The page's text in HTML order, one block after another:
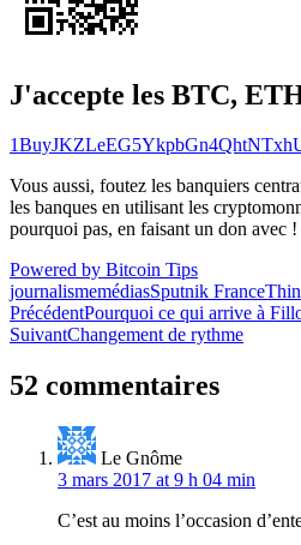
J'accepte les BTC,
Vous aussi, foutez les banquiers
les banques en utilisant les
pourquoi pas, en faisant un don avec !
Powered by Bitcoin Tips
journalismemédiasSputnik France
Navigation
de
l’article
PrécédentPourquoi ce qui arrive à
SuivantChangement de rythme
52 commentaires
Le Gnôme
3 mars 2017 at 9 h 04 min
C’est au moins l’occasion